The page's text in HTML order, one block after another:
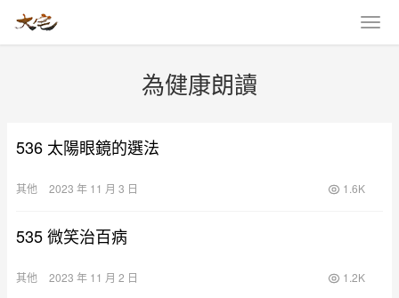
為健康朗讀
536 太陽眼鏡的選法
其他 2023 年 11 月 3 日 1.6K
535 微笑治百病
其他 2023 年 11 月 2 日 1.2K